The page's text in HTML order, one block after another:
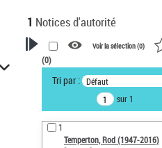
1 Notices d'autorité
VOTRE RECHERCHE
Recherche avancée dans les
notices d’autorité
Œuvres liées à l'auteur :
Temperton, Rod (1947-2016)
Voir la sélection (0)
(0)
Tri par : Défaut
sur 1
1
Temperton, Rod (1947-2016)